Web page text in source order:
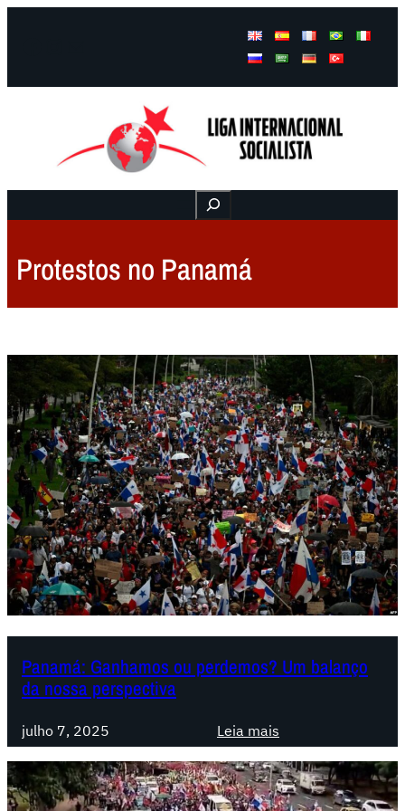
Buscar
Protestos no Panamá
Panamá: Ganhamos ou perdemos? Um balanço
da nossa perspectiva
julho 7, 2025 Leia mais
P
a
n